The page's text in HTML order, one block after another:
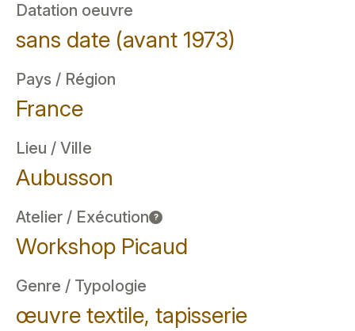
Datation oeuvre
sans date (avant 1973)
Pays / Région
France
Lieu / Ville
Aubusson
Atelier / Exécution ?
Workshop Picaud
Genre / Typologie
œuvre textile, tapisserie